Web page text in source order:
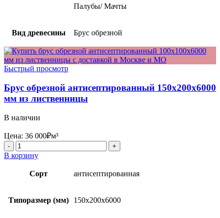
Палубы/ Мачты
Вид древесины Брус обрезной
Быстрый просмотр
Брус обрезной антисептированный 150x200x6000
мм из лиственницы
В наличии
Цена: 36 000₽м³
Количество
товара
Брус
обрезной
антисептированный
мм
В корзину
Сорт антисептированная
Типоразмер (мм) 150х200х6000